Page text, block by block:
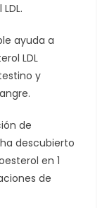
ayuda a
LDL
y
de
descubierto
en 1
de